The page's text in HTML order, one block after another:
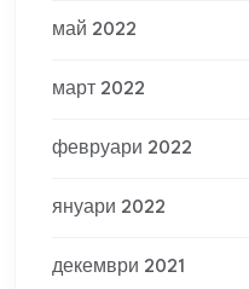
май 2022
март 2022
февруари 2022
януари 2022
декември 2021